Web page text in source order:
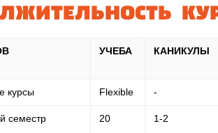
УЧЕБА КАНИКУЛЫ
курсы Flexible -
семестр
20 1-2